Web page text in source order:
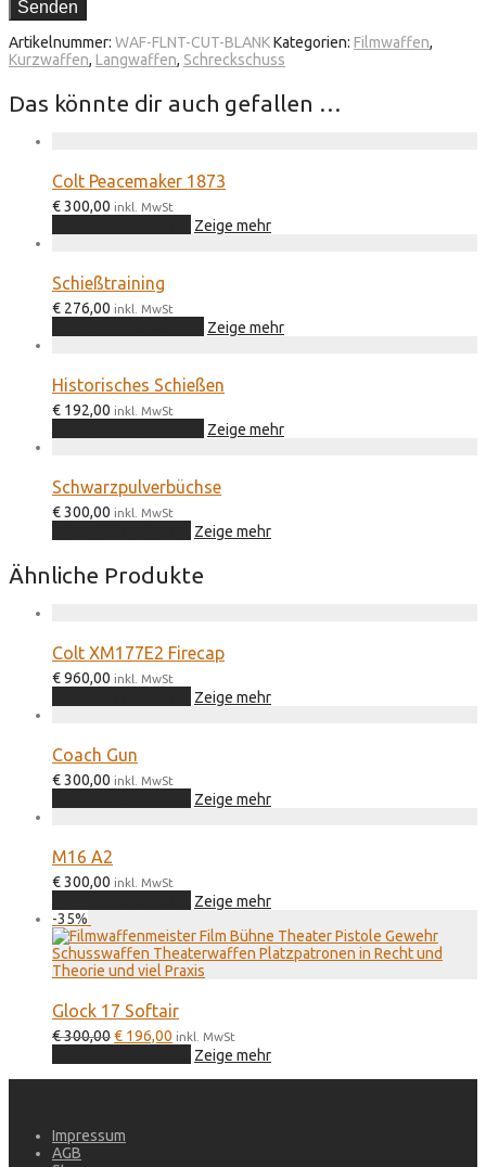
Artikelnummer: WAF-FLNT-CUT-BLANKKategorien: Filmwaffen,
Kurzwaffen, Langwaffen, Schreckschuss
Das könnte dir auch gefallen …
Colt Peacemaker 1873
€300,00 inkl. MwSt
Zeige mehr
Schießtraining
€ 276,00 inkl. MwSt
Dieses
Produkt
Varianten
Die
auf
der
gewählt
Zeige mehr
Historisches Schießen
€ 192,00 inkl. MwSt
Dieses
Produkt
Varianten
Die
werden
Zeige mehr
Schwarzpulverbüchse
€300,00 inkl. MwSt
Zeige mehr
Ähnliche Produkte
Colt XM177E2 Firecap
€960,00 inkl. MwSt
Zeige mehr
Coach Gun
€300,00 inkl. MwSt
Zeige mehr
M16 A2
€300,00 inkl. MwSt
Zeige mehr
-35%
Glock 17 Softair
€300,00Ursprünglicher
war:
€ 196,00 Aktueller
Preis
ist:
inkl. MwSt
Zeige mehr
Impressum
AGB